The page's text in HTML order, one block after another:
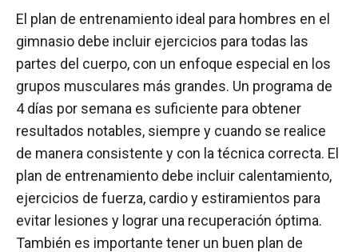
El plan de entrenamiento ideal para hombres en el
gimnasio debe incluir ejercicios para todas las
partes del cuerpo, con un enfoque especial en los
grupos musculares más grandes. Un programa de
4 días por semana es suficiente para obtener
resultados notables, siempre y cuando se realice
de manera consistente y con la técnica correcta. El
plan de entrenamiento debe incluir calentamiento,
ejercicios de fuerza, cardio y estiramientos para
evitar lesiones y lograr una recuperación óptima.
También es importante tener un buen plan de